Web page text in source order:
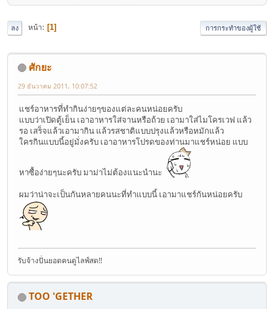
ลง หน้า 1 การกระทำของผู้ใช้
ศักยะ
29 ธันวาคม 2011, 10:07:52
แชร์อาหารที่ทำกินง่ายๆของแต่ละคนหน่อยครับ
แบบว่าเปิดตู้เย็น เอาอาหารใส่จานหรือถ้วย เอามาใส่ไมโครเวฟ แล้ว
รอ เสร็จแล้วเอามากิน แล้วรสชาติแบบปรุงแล้วหรือหมักแล้ว
ใครกินแบบนี้อยู่มั่งครับ เอาอาหารโปรดของท่านมาแชร์หน่อย แบบ
หาซื้อง่ายๆนะครับ มาม่าไม่ต้องแนะนำนะ
ผมว่าน่าจะเป็นกันหลายคนนะที่ทำแบบนี้ เอามาแชร์กันหน่อยครับ
รับจ้างปั่นยอดคนดูไลฟ์สด!!
TOO 'GETHER